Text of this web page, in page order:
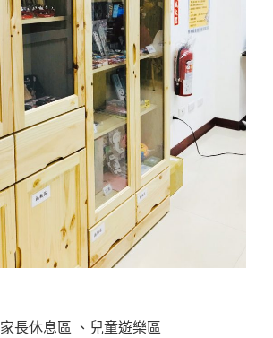
家長休息區 、兒童遊樂區